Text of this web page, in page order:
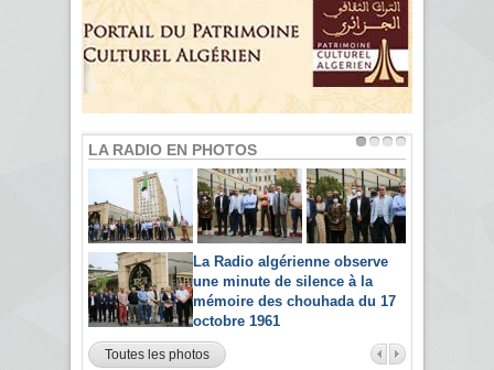
LA RADIO EN PHOTOS
La Radio algérienne observe
une minute de silence à la
mémoire des chouhada du 17
octobre 1961
Toutes les photos